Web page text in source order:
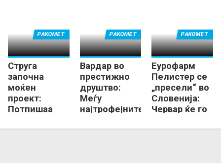
Струга
започна
моќен
проект:
Потпишаа
Георгиевски,
РАКОМЕТ
Вардар во
престижно
друштво:
Меѓу
најтрофејните
Европа!
РАКОМЕТ
Еурофарм
Пелистер се
„пресели“ во
Словенија:
Червар ќе го
за новата
РАКОМЕТ